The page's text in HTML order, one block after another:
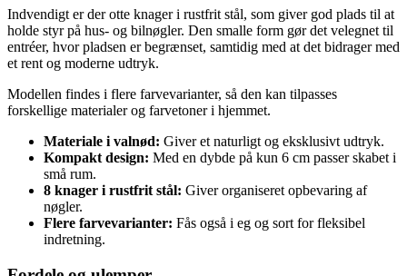
Indvendigt er der otte knager i rustfrit stål, som giver god plads til at
holde styr på hus- og bilnøgler. Den smalle form gør det velegnet til
entréer, hvor pladsen er begrænset, samtidig med at det bidrager med
et rent og moderne udtryk.
Modellen findes i flere farvevarianter, så den kan tilpasses
forskellige materialer og farvetoner i hjemmet.
Materiale i valnød: Giver et naturligt og eksklusivt udtryk.
Kompakt design: Med en dybde på kun 6 cm passer skabet i
små rum.
8 knager i rustfrit stål: Giver organiseret opbevaring af
nøgler.
Flere farvevarianter: Fås også i eg og sort for fleksibel
indretning.